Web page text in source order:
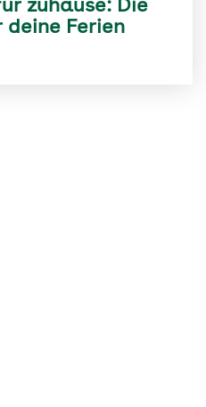
zuhause: Die
deine Ferien